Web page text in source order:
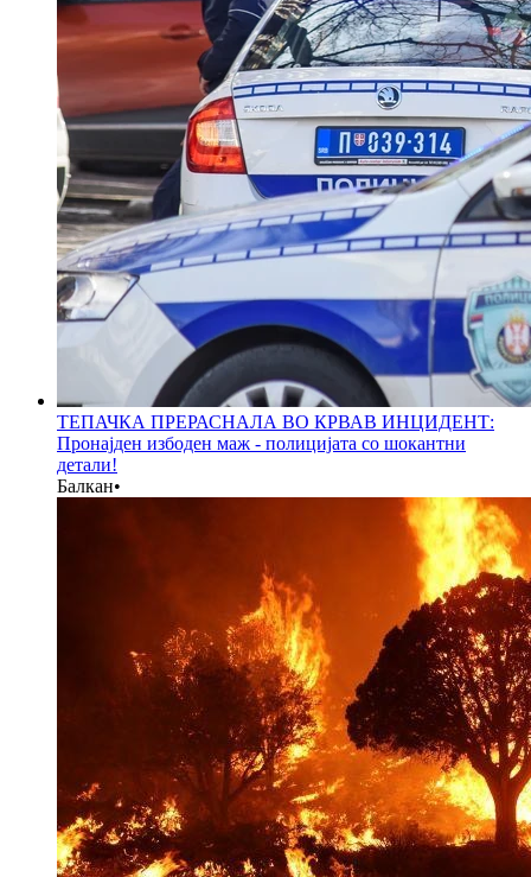
ТЕПАЧКА ПРЕРАСНАЛА ВО КРВАВ ИНЦИДЕНТ:
Пронајден избоден маж - полицијата со шокантни
детали!
Балкан•